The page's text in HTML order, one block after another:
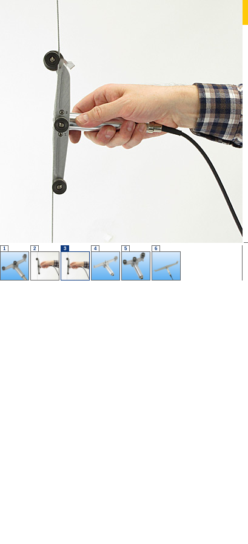
1 2 3 4 5 6